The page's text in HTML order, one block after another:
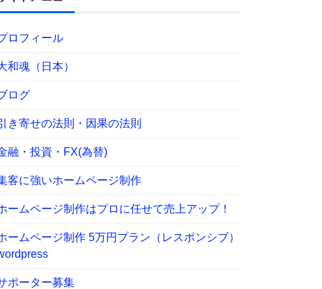
ロフィール
和魂（日本）
ログ
き寄せの法則・因果の法則
融・投資・FX(為替)
客に強いホームページ制作
ームページ制作はプロに任せて売上アップ！
ームページ制作 5万円プラン（レスポンシブ）
ポーター募集